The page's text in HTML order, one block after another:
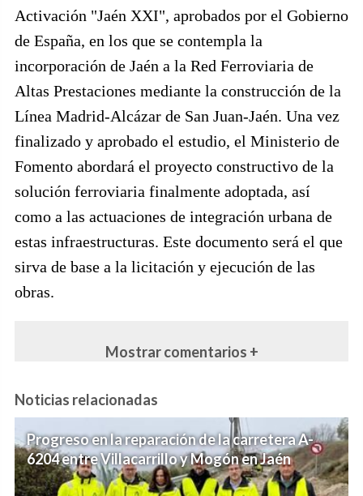
Activación "Jaén XXI", aprobados por el Gobierno
de España, en los que se contempla la
incorporación de Jaén a la Red Ferroviaria de
Altas Prestaciones mediante la construcción de la
Línea Madrid-Alcázar de San Juan-Jaén. Una vez
finalizado y aprobado el estudio, el Ministerio de
Fomento abordará el proyecto constructivo de la
solución ferroviaria finalmente adoptada, así
como a las actuaciones de integración urbana de
estas infraestructuras. Este documento será el que
sirva de base a la licitación y ejecución de las
obras.
Mostrar comentarios +
Noticias relacionadas
Progreso en la reparación de la carretera A-
6204 entre Villacarrillo y Mogón en Jaén